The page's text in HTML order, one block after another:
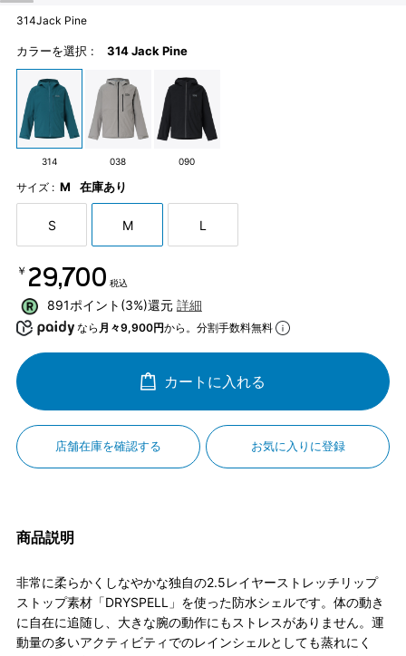
314Jack Pine
カラーを選択 : 314 Jack Pine
314 038 090
サイズ : M 在庫あり
S M L
￥29,700 税込
891ポイント(3%)還元 詳細
なら 月々9,900円から。分割手数料無料
カートに入れる
店舗在庫を確認する お気に入りに登録
商品説明
非常に柔らかくしなやかな独自の2.5レイヤーストレッチリップ
ストップ素材「DRYSPELL」を使った防水シェルです。体の動き
に自在に追随し、大きな腕の動作にもストレスがありません。運
動量の多いアクティビティでのレインシェルとしても蒸れにく